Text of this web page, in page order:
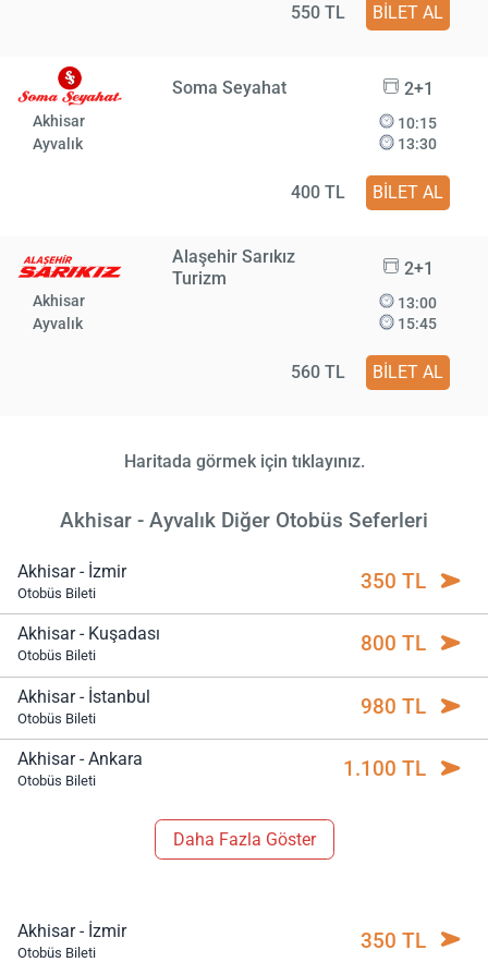
550 TL BİLET AL
Soma Seyahat 2+1
Akhisar
Ayvalık
10:15
13:30
400 TL BİLET AL
Alaşehir Sarıkız
Turizm
2+1
Akhisar
Ayvalık
13:00
15:45
560 TL BİLET AL
Haritada görmek için tıklayınız.
Akhisar - Ayvalık Diğer Otobüs Seferleri
Akhisar - İzmir
Otobüs Bileti 350 TL
Akhisar - Kuşadası
Otobüs Bileti 800 TL
Akhisar - İstanbul
Otobüs Bileti 980 TL
Akhisar - Ankara
Otobüs Bileti 1.100 TL
Daha Fazla Göster
Akhisar - İzmir
Otobüs Bileti 350 TL